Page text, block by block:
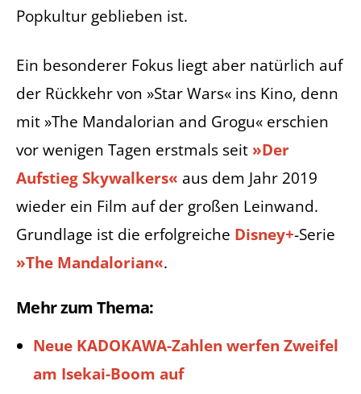
Popkultur geblieben ist.
Ein besonderer Fokus liegt aber natürlich auf
der Rückkehr von »Star Wars« ins Kino, denn
mit »The Mandalorian and Grogu« erschien
vor wenigen Tagen erstmals seit »Der
Aufstieg Skywalkers« aus dem Jahr 2019
wieder ein Film auf der großen Leinwand.
Grundlage ist die erfolgreiche Disney+-Serie
»The Mandalorian«.
Mehr zum Thema:
Neue KADOKAWA-Zahlen werfen Zweifel
am Isekai-Boom auf